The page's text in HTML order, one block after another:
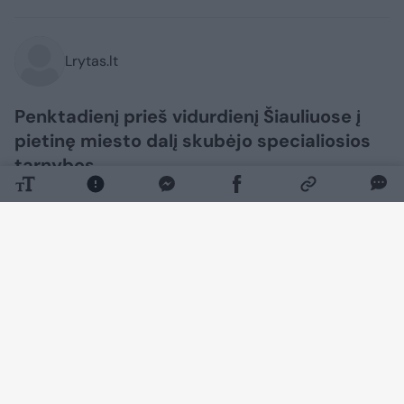
Lrytas.lt
Penktadienį prieš vidurdienį Šiauliuose į
pietinę miesto dalį skubėjo specialiosios
tarnybos.